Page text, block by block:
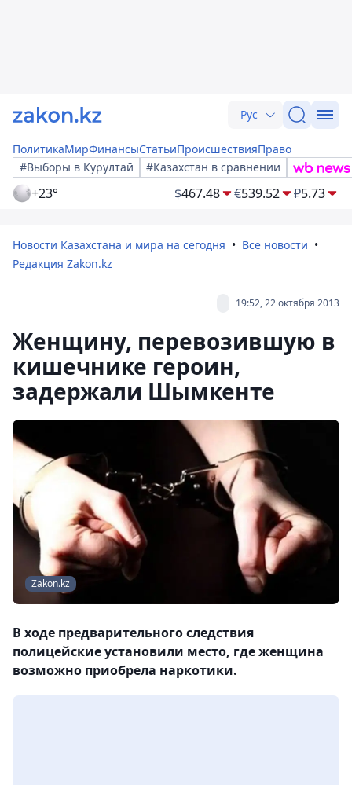
Рус
ПолитикаМирФинансыСтатьиПроисшествияПраво
#Выборы в Курултай
#Казахстан в сравнении
+23° $467.48 €539.52 ₽5.73
Новости Казахстана и мира на сегодня
Все новости
Редакция Zakon.kz
19:52, 22 октября 2013
Женщину, перевозившую в
кишечнике героин,
задержали Шымкенте
Zakon.kz
В ходе предварительного следствия
полицейские установили место, где женщина
возможно приобрела наркотики.